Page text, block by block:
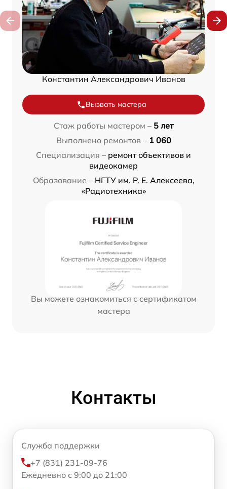
Константин Александрович Иванов
Вызвать мастера
Стаж работы мастером – 5 лет
Выполнено ремонтов – 1 060
Специализация – ремонт объективов и
видеокамер
Образование – НГТУ им. Р. Е. Алексеева,
«Радиотехника»
Вы можете ознакомиться с сертификатом
мастера
Контакты
Служба поддержки
+7 (831) 231-09-76
Ежедневно с 9:00 до 21:00